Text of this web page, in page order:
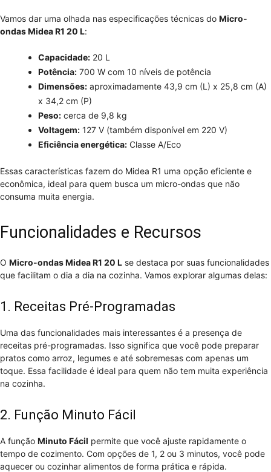
Vamos dar uma olhada nas especificações técnicas do Micro-
ondas Midea R1 20 L:
Capacidade: 20 L
Potência: 700 W com 10 níveis de potência
Dimensões: aproximadamente 43,9 cm (L) x 25,8 cm (A)
x 34,2 cm (P)
Peso: cerca de 9,8 kg
Voltagem: 127 V (também disponível em 220 V)
Eficiência energética: Classe A/Eco
Essas características fazem do Midea R1 uma opção eficiente e
econômica, ideal para quem busca um micro-ondas que não
consuma muita energia.
Funcionalidades e Recursos
O Micro-ondas Midea R1 20 L se destaca por suas funcionalidades
que facilitam o dia a dia na cozinha. Vamos explorar algumas delas:
1. Receitas Pré-Programadas
Uma das funcionalidades mais interessantes é a presença de
receitas pré-programadas. Isso significa que você pode preparar
pratos como arroz, legumes e até sobremesas com apenas um
toque. Essa facilidade é ideal para quem não tem muita experiência
na cozinha.
2. Função Minuto Fácil
A função Minuto Fácil permite que você ajuste rapidamente o
tempo de cozimento. Com opções de 1, 2 ou 3 minutos, você pode
aquecer ou cozinhar alimentos de forma prática e rápida.